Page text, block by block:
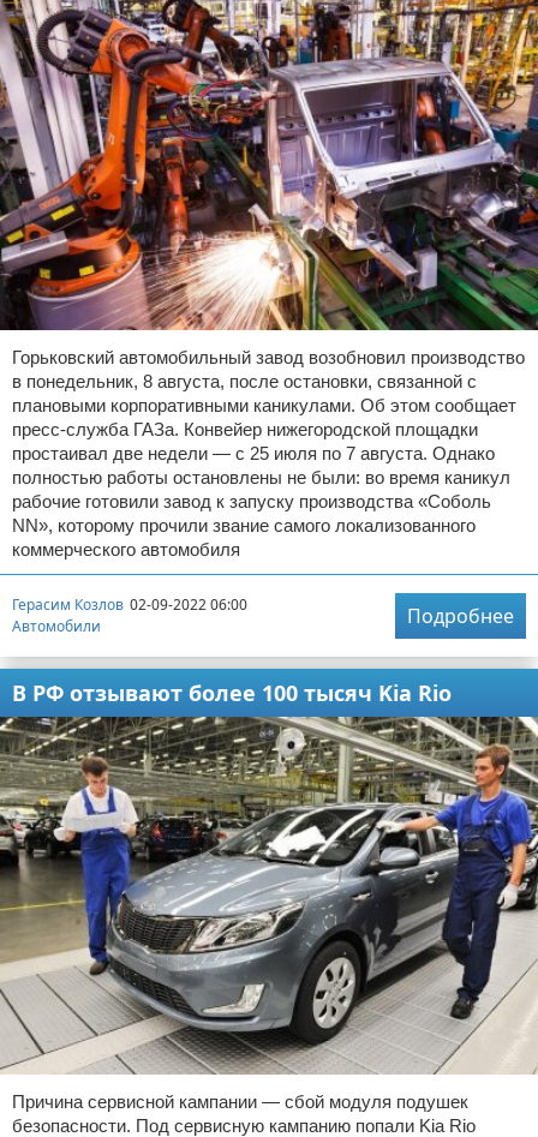
Горьковский автомобильный завод возобновил производство
в понедельник, 8 августа, после остановки, связанной с
плановыми корпоративными каникулами. Об этом сообщает
пресс-служба ГАЗа. Конвейер нижегородской площадки
простаивал две недели — с 25 июля по 7 августа. Однако
полностью работы остановлены не были: во время каникул
рабочие готовили завод к запуску производства «Соболь
NN», которому прочили звание самого локализованного
коммерческого автомобиля
Герасим Козлов 02-09-2022 06:00
Автомобили
Подробнее
В РФ отзывают более 100 тысяч Kia Rio
Причина сервисной кампании — сбой модуля подушек
безопасности. Под сервисную кампанию попали Kia Rio